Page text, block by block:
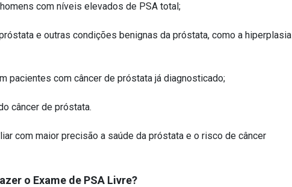
com níveis elevados de PSA total;
e outras condições benignas da próstata, como a hiperplasia
pacientes com câncer de próstata já diagnosticado;
câncer de próstata.
com maior precisão a saúde da próstata e o risco de câncer
o Exame de PSA Livre?